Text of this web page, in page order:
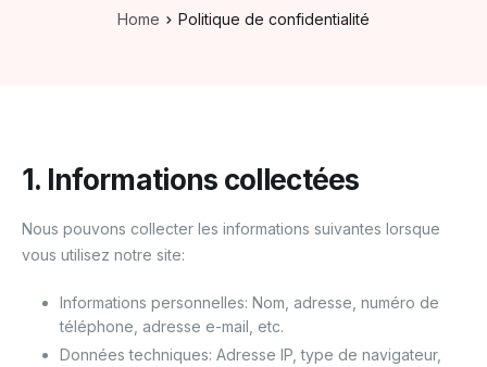
Home Politique de confidentialité
1. Informations collectées
Nous pouvons collecter les informations suivantes lorsque
vous utilisez notre site:
Informations personnelles: Nom, adresse, numéro de
téléphone, adresse e-mail, etc.
Données techniques: Adresse IP, type de navigateur,